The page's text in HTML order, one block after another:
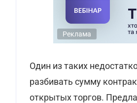
Реклама
Один из таких
разбивать сумму
открытых торгов.